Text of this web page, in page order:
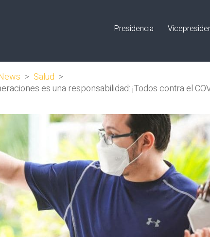
Presidencia
> Salud >
es una responsabilidad: ¡Todos contra el